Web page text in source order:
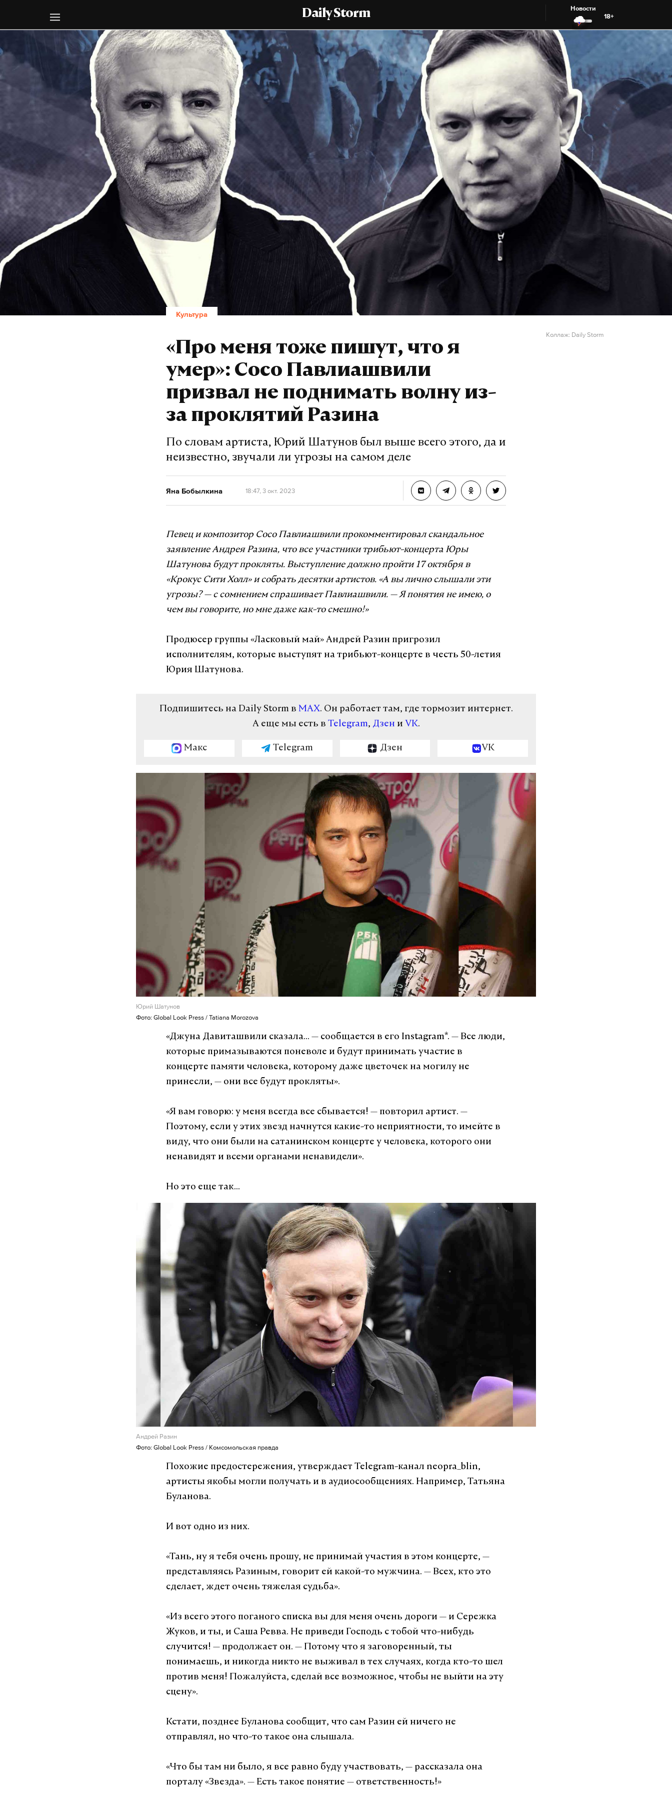
Daily Storm
Новости
18+
Культура
«Про меня тоже пишут, что я
умер»: Сосо Павлиашвили
призвал не поднимать волну из-
за проклятий Разина
По словам артиста, Юрий Шатунов был выше всего этого, да и
неизвестно, звучали ли угрозы на самом деле
Яна Бобылкина 18:47, 3 окт. 2023
Коллаж: Daily Storm
Певец и композитор Сосо Павлиашвили прокомментировал скандальное
заявление Андрея Разина, что все участники трибьют-концерта Юры
Шатунова будут прокляты. Выступление должно пройти 17 октября в
«Крокус Сити Холл»и собрать десятки артистов. «А вы лично слышали эти
угрозы?—с сомнением спрашивает Павлиашвили. —Я понятия не имею, о
чем вы говорите, но мне даже как-то смешно!»
Продюсер группы «Ласковый май» Андрей Разин пригрозил
исполнителям, которые выступят на трибьют-концерте в честь 50-летия
Юрия Шатунова.
Подпишитесь на Daily Storm в MAX. Он работает там, где тормозит интернет.
А еще мы есть в Telegram, Дзен и VK.
Макс Telegram Дзен VK
Юрий Шатунов
Фото: Global Look Press / Tatiana Morozova
«Джуна Давиташвили сказала... — сообщается в его Instagram*. — Все люди,
которые примазываются поневоле и будут принимать участие в
концерте памяти человека, которому даже цветочек на могилу не
принесли, — они все будут прокляты».
«Я вам говорю: у меня всегда все сбывается! — повторил артист. —
Поэтому, если у этих звезд начнутся какие-то неприятности, то имейте в
виду, что они были на сатанинском концерте у человека, которого они
ненавидят и всеми органами ненавидели».
Но это еще так...
Андрей Разин
Фото: Global Look Press / Комсомольская правда
Похожие предостережения, утверждает Telegram-канал neopra_blin,
артисты якобы могли получать и в аудиосообщениях. Например, Татьяна
Буланова.
И вот одно из них.
«Тань, ну я тебя очень прошу, не принимай участия в этом концерте, —
представляясь Разиным, говорит ей какой-то мужчина. — Всех, кто это
сделает, ждет очень тяжелая судьба».
«Из всего этого поганого списка вы для меня очень дороги — и Сережка
Жуков, и ты, и Саша Ревва. Не приведи Господь с тобой что-нибудь
случится! — продолжает он. — Потому что я заговоренный, ты
понимаешь, и никогда никто не выживал в тех случаях, когда кто-то шел
против меня! Пожалуйста, сделай все возможное, чтобы не выйти на эту
сцену».
Кстати, позднее Буланова сообщит, что сам Разин ей ничего не
отправлял, но что-то такое она слышала.
«Что бы там ни было, я все равно буду участвовать, — рассказала она
порталу «Звезда». — Есть такое понятие — ответственность!»